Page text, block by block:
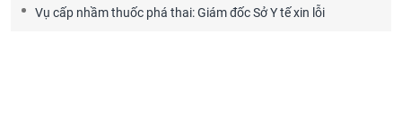
Vụ cấp nhầm thuốc phá thai: Giám đốc Sở Y tế xin lỗi